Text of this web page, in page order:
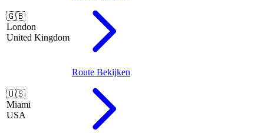
🇬🇧
London
United Kingdom
🇺🇸
Miami
USA
Route Bekijken